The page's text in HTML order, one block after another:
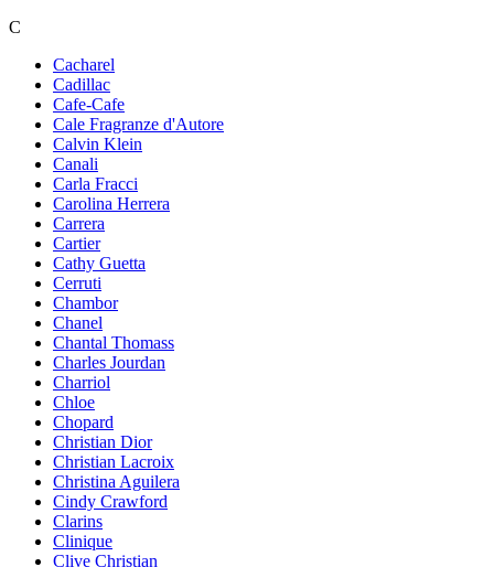
C
Cacharel
Cadillac
Cafe-Cafe
Cale Fragranze d'Autore
Calvin Klein
Canali
Carla Fracci
Carolina Herrera
Carrera
Cartier
Cathy Guetta
Cerruti
Chambor
Chanel
Chantal Thomass
Charles Jourdan
Charriol
Chloe
Chopard
Christian Dior
Christian Lacroix
Christina Aguilera
Cindy Crawford
Clarins
Clinique
Clive Christian